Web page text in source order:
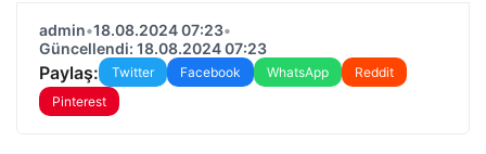
admin•18.08.2024 07:23•
Güncellendi: 18.08.2024 07:23
Paylaş: Twitter Facebook WhatsApp
Reddit
Pinterest